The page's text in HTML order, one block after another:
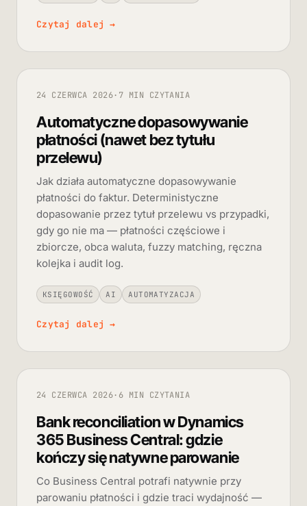
Czytaj dalej→
24 CZERWCA 2026· 7 MIN CZYTANIA
Automatyczne dopasowywanie
płatności (nawet bez tytułu
przelewu)
Jak działa automatyczne dopasowywanie
płatności do faktur. Deterministyczne
dopasowanie przez tytuł przelewu vs przypadki,
gdy go nie ma — płatności częściowe i
zbiorcze, obca waluta, fuzzy matching, ręczna
kolejka i audit log.
KSIĘGOWOŚĆ AI AUTOMATYZACJA
Czytaj dalej→
24 CZERWCA 2026· 6 MIN CZYTANIA
Bank reconciliation w Dynamics
365 Business Central: gdzie
kończy się natywne parowanie
Co Business Central potrafi natywnie przy
parowaniu płatności i gdzie traci wydajność —